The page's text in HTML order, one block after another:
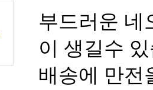
부드러운 네
이 생길수
배송에 만전